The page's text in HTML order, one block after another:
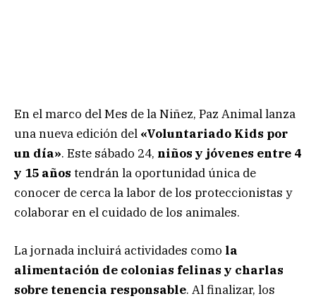
En el marco del Mes de la Niñez, Paz Animal lanza
una nueva edición del «Voluntariado Kids por
un día». Este sábado 24, niños y jóvenes entre 4
y 15 años tendrán la oportunidad única de
conocer de cerca la labor de los proteccionistas y
colaborar en el cuidado de los animales.
La jornada incluirá actividades como la
alimentación de colonias felinas y charlas
sobre tenencia responsable. Al finalizar, los